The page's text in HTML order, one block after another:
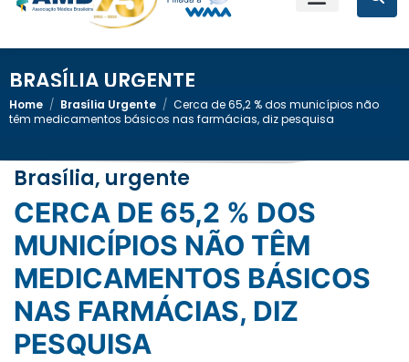
BRASÍLIA URGENTE
Home / Brasília Urgente / Cerca de 65,2 % dos municípios não
têm medicamentos básicos nas farmácias, diz pesquisa
Brasília, urgente
CERCA DE 65,2 % DOS
MUNICÍPIOS NÃO TÊM
MEDICAMENTOS BÁSICOS
NAS FARMÁCIAS, DIZ
PESQUISA